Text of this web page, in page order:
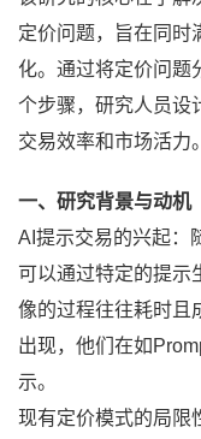
定价问题，旨在同时
化。通过将定价问题
个步骤，研究人员设
交易效率和市场活力。
一、研究背景与动机
AI提示交易的兴起：
可以通过特定的提示
像的过程往往耗时且
出现，他们在如
示。
现有定价模式的局限